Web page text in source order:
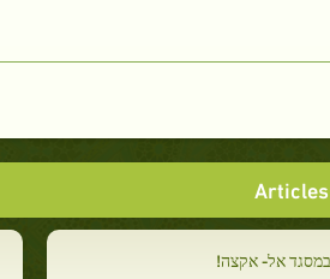
אל- אקצה!